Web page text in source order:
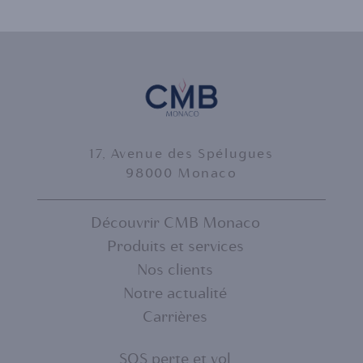
17, Avenue des Spélugues
98000 Monaco
FOOTER
MENU
Découvrir CMB Monaco
Produits et services
Nos clients
Notre actualité
Carrières
SOS perte et vol